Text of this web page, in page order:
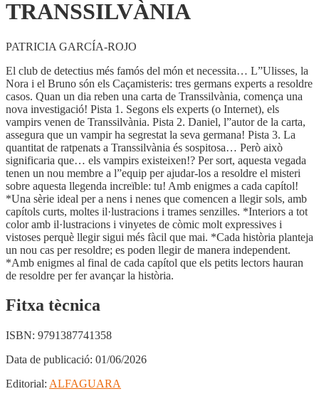
TRANSSILVÀNIA
PATRICIA GARCÍA-ROJO
El club de detectius més famós del món et necessita… L”Ulisses, la
Nora i el Bruno són els Caçamisteris: tres germans experts a resoldre
casos. Quan un dia reben una carta de Transsilvània, comença una
nova investigació! Pista 1. Segons els experts (o Internet), els
vampirs venen de Transsilvània. Pista 2. Daniel, l”autor de la carta,
assegura que un vampir ha segrestat la seva germana! Pista 3. La
quantitat de ratpenats a Transsilvània és sospitosa… Però això
significaria que… els vampirs existeixen!? Per sort, aquesta vegada
tenen un nou membre a l”equip per ajudar-los a resoldre el misteri
sobre aquesta llegenda increïble: tu! Amb enigmes a cada capítol!
*Una sèrie ideal per a nens i nenes que comencen a llegir sols, amb
capítols curts, moltes il·lustracions i trames senzilles. *Interiors a tot
color amb il·lustracions i vinyetes de còmic molt expressives i
vistoses perquè llegir sigui més fàcil que mai. *Cada història planteja
un nou cas per resoldre; es poden llegir de manera independent.
*Amb enigmes al final de cada capítol que els petits lectors hauran
de resoldre per fer avançar la història.
Fitxa tècnica
ISBN: 9791387741358
Data de publicació: 01/06/2026
Editorial: ALFAGUARA